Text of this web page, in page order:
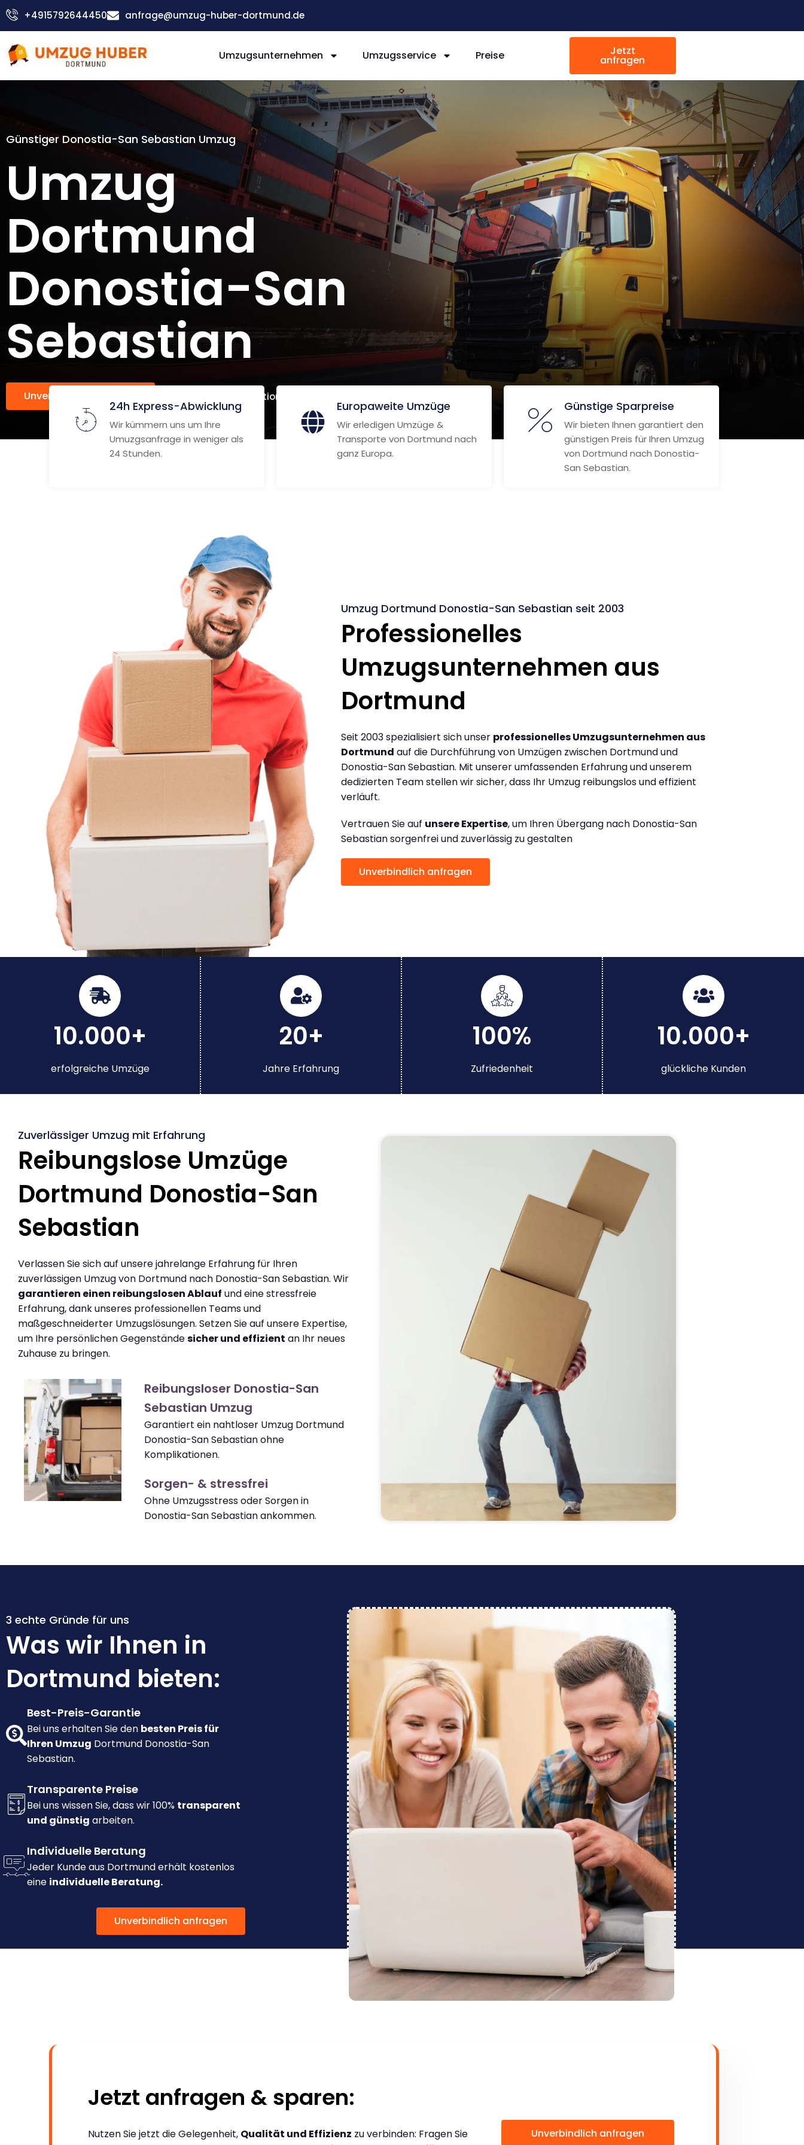
Zum
Inhalt
+4915792644450 anfrage@umzug-huber-dortmund.de
Umzugsunternehmen Umzugsservice Preise Jetzt
anfragen
Günstiger Donostia-San Sebastian Umzug
Umzug
Dortmund
Donostia-San
Sebastian
Unverbindlich anfragen Weitere Informationen
24h Express-Abwicklung
Wir kümmern uns um Ihre
Umuzgsanfrage in weniger als
24 Stunden.
Europaweite Umzüge
Wir erledigen Umzüge &
Transporte von Dortmund nach
ganz Europa.
Günstige Sparpreise
Wir bieten Ihnen garantiert den
günstigen Preis für Ihren Umzug
von Dortmund nach Donostia-
San Sebastian.
Umzug Dortmund Donostia-San Sebastian seit 2003
Professionelles
Umzugsunternehmen aus
Dortmund
Seit 2003 spezialisiert sich unser professionelles Umzugsunternehmen aus
Dortmund auf die Durchführung von Umzügen zwischen Dortmund und
Donostia-San Sebastian. Mit unserer umfassenden Erfahrung und unserem
dedizierten Team stellen wir sicher, dass Ihr Umzug reibungslos und effizient
verläuft.
Vertrauen Sie auf unsere Expertise, um Ihren Übergang nach Donostia-San
Sebastian sorgenfrei und zuverlässig zu gestalten
Unverbindlich anfragen
10.000+
erfolgreiche Umzüge
20+
Jahre Erfahrung
100%
Zufriedenheit
10.000+
glückliche Kunden
Zuverlässiger Umzug mit Erfahrung
Reibungslose Umzüge
Dortmund Donostia-San
Sebastian
Verlassen Sie sich auf unsere jahrelange Erfahrung für Ihren
zuverlässigen Umzug von Dortmund nach Donostia-San Sebastian. Wir
garantieren einen reibungslosen Ablauf und eine stressfreie
Erfahrung, dank unseres professionellen Teams und
maßgeschneiderter Umzugslösungen. Setzen Sie auf unsere Expertise,
um Ihre persönlichen Gegenständesicher und effizient an Ihr neues
Zuhause zu bringen.
Reibungsloser Donostia-San
Sebastian Umzug
Garantiert ein nahtloser Umzug Dortmund
Donostia-San Sebastian ohne
Komplikationen.
Sorgen- & stressfrei
Ohne Umzugsstress oder Sorgen in
Donostia-San Sebastian ankommen.
3 echte Gründe für uns
Was wir Ihnen in
Dortmund bieten:
Best-Preis-Garantie
Bei uns erhalten Sie den besten Preis für
Ihren Umzug Dortmund Donostia-San
Sebastian.
Transparente Preise
Bei uns wissen Sie, dass wir 100% transparent
und günstig arbeiten.
Individuelle Beratung
Jeder Kunde aus Dortmund erhält kostenlos
eine individuelle Beratung.
Unverbindlich anfragen
Jetzt anfragen & sparen:
Nutzen Sie jetzt die Gelegenheit, Qualität und Effizienz zu verbinden: Fragen Sie
Unverbindlich anfragen